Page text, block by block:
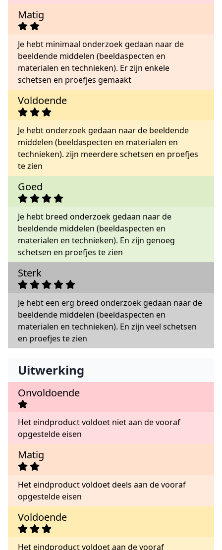
Matig
Je hebt minimaal onderzoek gedaan naar de
beeldende middelen (beeldaspecten en
materialen en technieken). Er zijn enkele
schetsen en proefjes gemaakt
Voldoende
Je hebt onderzoek gedaan naar de beeldende
middelen (beeldaspecten en materialen en
technieken). zijn meerdere schetsen en proefjes
te zien
Goed
Je hebt breed onderzoek gedaan naar de
beeldende middelen (beeldaspecten en
materialen en technieken). En zijn genoeg
schetsen en proefjes te zien
Sterk
Je hebt een erg breed onderzoek gedaan naar de
beeldende middelen (beeldaspecten en
materialen en technieken). En zijn veel schetsen
en proefjes te zien
Uitwerking
Onvoldoende
Het eindproduct voldoet niet aan de vooraf
opgestelde eisen
Matig
Het eindproduct voldoet deels aan de vooraf
opgestelde eisen
Voldoende
Het eindproduct voldoet aan de vooraf